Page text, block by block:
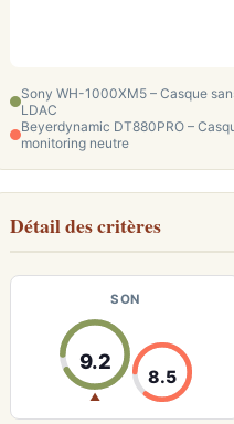
Sony WH-1000XM5 – Casque
LDAC
Beyerdynamic DT880PRO –
monitoring neutre
Détail des critères
SON
9.2
▲
8.5